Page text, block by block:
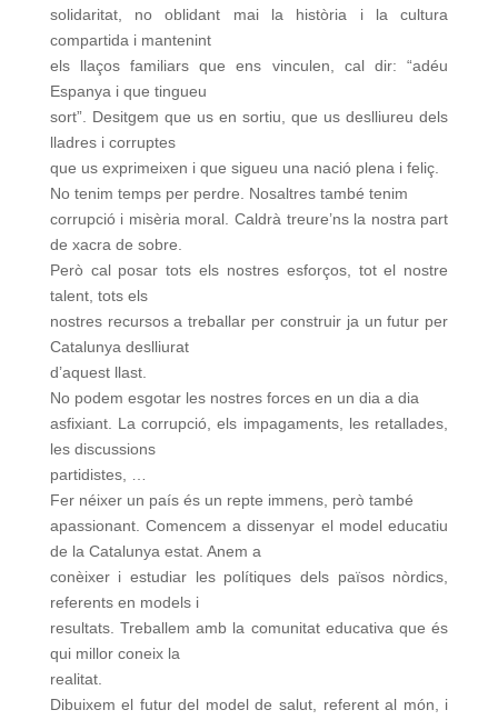
solidaritat, no oblidant mai la història i la cultura
compartida i mantenint
els llaços familiars que ens vinculen, cal dir: “adéu
Espanya i que tingueu
sort”. Desitgem que us en sortiu, que us deslliureu dels
lladres i corruptes
que us exprimeixen i que sigueu una nació plena i feliç.
No tenim temps per perdre. Nosaltres també tenim
corrupció i misèria moral. Caldrà treure’ns la nostra part
de xacra de sobre.
Però cal posar tots els nostres esforços, tot el nostre
talent, tots els
nostres recursos a treballar per construir ja un futur per
Catalunya deslliurat
d’aquest llast.
No podem esgotar les nostres forces en un dia a dia
asfixiant. La corrupció, els impagaments, les retallades,
les discussions
partidistes, …
Fer néixer un país és un repte immens, però també
apassionant. Comencem a dissenyar el model educatiu
de la Catalunyaestat. Anem a
conèixer i estudiar les polítiques dels països nòrdics,
referents en models i
resultats. Treballem amb la comunitat educativa que és
qui millor coneix la
realitat.
Dibuixem el futur del model de salut, referent al món, i